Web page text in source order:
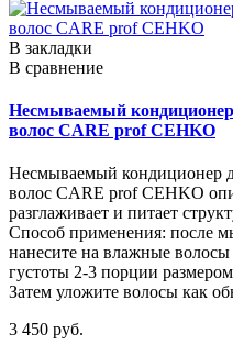
В закладки
В сравнение
Несмываемый
волос CARE prof CEHKO
Несмываемый кондиционер
волос CARE prof CEHKO
разглаживает и питает
Способ применения: после
нанесите на влажные
густоты 2-3 порции
Затем уложите волосы как
3 450 руб.